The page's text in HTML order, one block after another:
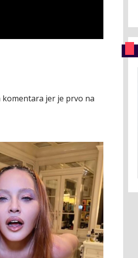
komentara jer je prvo na